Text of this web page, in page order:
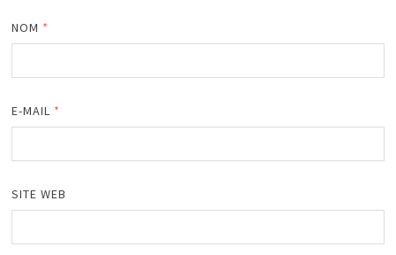
NOM *
E-MAIL *
SITE WEB